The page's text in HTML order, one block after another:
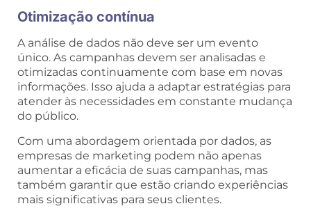
Otimização contínua
A análise de dados não deve ser um evento
único. As campanhas devem ser analisadas e
otimizadas continuamente com base em novas
informações. Isso ajuda a adaptar estratégias para
atender às necessidades em constante mudança
do público.
Com uma abordagem orientada por dados, as
empresas de marketing podem não apenas
aumentar a eficácia de suas campanhas, mas
também garantir que estão criando experiências
mais significativas para seus clientes.